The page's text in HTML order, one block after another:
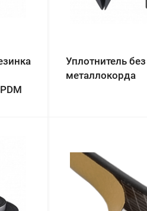
Уплотнитель без
металлокорда